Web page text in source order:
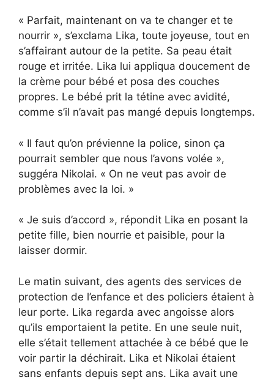
« Parfait, maintenant on va te changer et te
nourrir », s’exclama Lika, toute joyeuse, tout en
s’affairant autour de la petite. Sa peau était
rouge et irritée. Lika lui appliqua doucement de
la crème pour bébé et posa des couches
propres. Le bébé prit la tétine avec avidité,
comme s’il n’avait pas mangé depuis longtemps.
« Il faut qu’on prévienne la police, sinon ça
pourrait sembler que nous l’avons volée »,
suggéra Nikolai. « On ne veut pas avoir de
problèmes avec la loi. »
« Je suis d’accord », répondit Lika en posant la
petite fille, bien nourrie et paisible, pour la
laisser dormir.
Le matin suivant, des agents des services de
protection de l’enfance et des policiers étaient à
leur porte. Lika regarda avec angoisse alors
qu’ils emportaient la petite. En une seule nuit,
elle s’était tellement attachée à ce bébé que le
voir partir la déchirait. Lika et Nikolai étaient
sans enfants depuis sept ans. Lika avait une